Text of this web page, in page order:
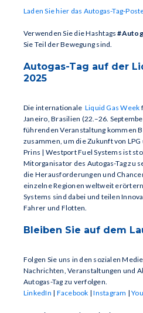
Laden Sie hier das Autogas-Tag-
Verwenden Sie die Hashtags
Sie Teil der Bewegung sind.
Autogas-Tag auf der
2025
Die internationale Liquid Gas Week
Janeiro, Brasilien (22.–26.
führenden Veranstaltung kommen
zusammen, um die Zukunft von
Prins | Westport Fuel Systems ist
Mitorganisator des Autogas-Tag zu
die Herausforderungen und
einzelne Regionen weltweit
Systems sind dabei und teilen
Fahrer und Flotten.
Bleiben Sie auf dem
Folgen Sie uns in den sozialen
Nachrichten, Veranstaltungen und
Autogas-Tag zu verfolgen.
LinkedIn | Facebook |Instagram |